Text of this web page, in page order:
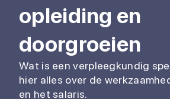
opleiding en
doorgroeien
Wat is een verpleegkundig
hier alles over de
en het salaris.